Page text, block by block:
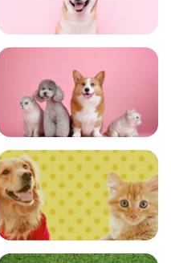
グッズ
図鑑
クイズ